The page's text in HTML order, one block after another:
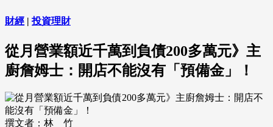
財經 | 投資理財
從月營業額近千萬到負債200多萬元》主
廚詹姆士：開店不能沒有「預備金」！
撰文者：林 竹